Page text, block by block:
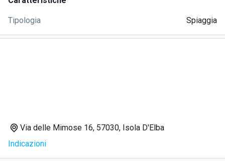
Tipologia Spiaggia
Via delle Mimose 16, 57030, Isola D'Elba
Indicazioni